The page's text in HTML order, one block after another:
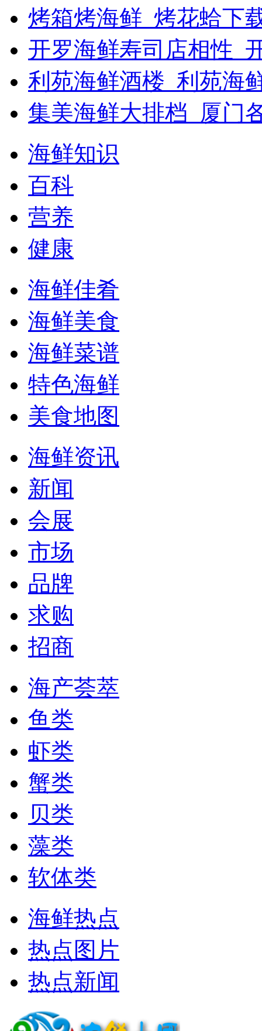
烤箱烤海鲜_烤花蛤下
开罗海鲜寿司店相性_
利苑海鲜酒楼_利苑海
集美海鲜大排档_厦门
海鲜知识
百科
营养
健康
海鲜佳肴
海鲜美食
海鲜菜谱
特色海鲜
美食地图
海鲜资讯
新闻
会展
市场
品牌
求购
招商
海产荟萃
鱼类
虾类
蟹类
贝类
藻类
软体类
海鲜热点
热点图片
热点新闻